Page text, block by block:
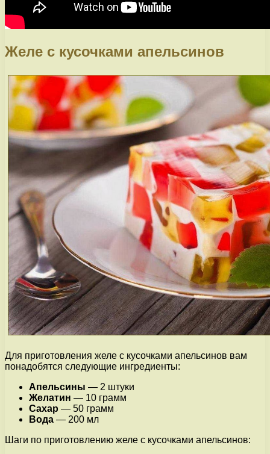
Желе с кусочками апельсинов
Для приготовления желе с кусочками апельсинов вам
понадобятся следующие ингредиенты:
Апельсины — 2 штуки
Желатин — 10 грамм
Сахар — 50 грамм
Вода — 200 мл
Шаги по приготовлению желе с кусочками апельсинов: